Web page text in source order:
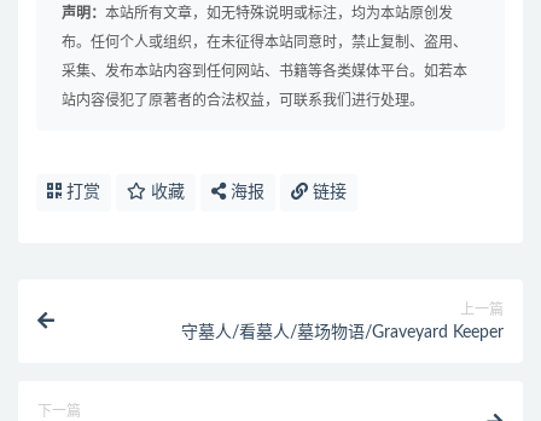
声明： 本站所有文章，如无特殊说明或标注，均为本站原创发
布。任何个人或组织，在未征得本站同意时，禁止复制、盗用、
采集、发布本站内容到任何网站、书籍等各类媒体平台。如若本
站内容侵犯了原著者的合法权益，可联系我们进行处理。
打赏 收藏 海报 链接
上一篇
守墓人/看墓人/墓场物语/Graveyard Keeper
下一篇